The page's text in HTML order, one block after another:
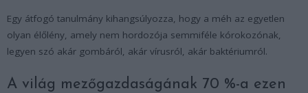
Egy átfogó tanulmány kihangsúlyozza, hogy a méh az egyetlen
olyan élőlény, amely nem hordozója semmiféle kórokozónak,
legyen szó akár gombáról, akár vírusról, akár baktériumról.
A világ mezőgazdaságának 70 %-a ezen